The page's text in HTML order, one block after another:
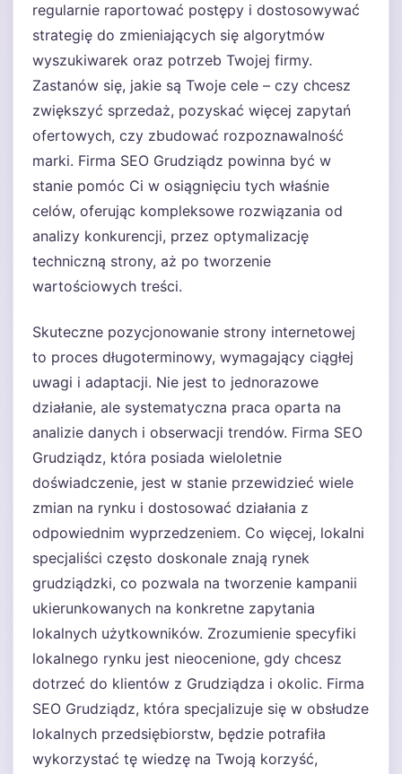
regularnie raportować postępy i dostosowywać
strategię do zmieniających się algorytmów
wyszukiwarek oraz potrzeb Twojej firmy.
Zastanów się, jakie są Twoje cele – czy chcesz
zwiększyć sprzedaż, pozyskać więcej zapytań
ofertowych, czy zbudować rozpoznawalność
marki. Firma SEO Grudziądz powinna być w
stanie pomóc Ci w osiągnięciu tych właśnie
celów, oferując kompleksowe rozwiązania od
analizy konkurencji, przez optymalizację
techniczną strony, aż po tworzenie
wartościowych treści.
Skuteczne pozycjonowanie strony internetowej
to proces długoterminowy, wymagający ciągłej
uwagi i adaptacji. Nie jest to jednorazowe
działanie, ale systematyczna praca oparta na
analizie danych i obserwacji trendów. Firma SEO
Grudziądz, która posiada wieloletnie
doświadczenie, jest w stanie przewidzieć wiele
zmian na rynku i dostosować działania z
odpowiednim wyprzedzeniem. Co więcej, lokalni
specjaliści często doskonale znają rynek
grudziądzki, co pozwala na tworzenie kampanii
ukierunkowanych na konkretne zapytania
lokalnych użytkowników. Zrozumienie specyfiki
lokalnego rynku jest nieocenione, gdy chcesz
dotrzeć do klientów z Grudziądza i okolic. Firma
SEO Grudziądz, która specjalizuje się w obsłudze
lokalnych przedsiębiorstw, będzie potrafiła
wykorzystać tę wiedzę na Twoją korzyść,